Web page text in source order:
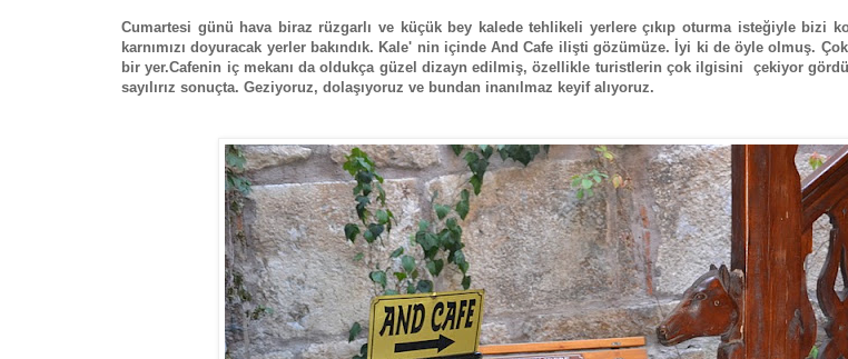
Cumartesi günü hava biraz rüzgarlı ve küçük bey kalede tehlikeli yerlere çıkıp oturma isteğiyle bizi
karnımızı doyuracak yerler bakındık. Kale' nin içinde And Cafe ilişti gözümüze. İyi ki de öyle olmuş.
bir yer.Cafenin iç mekanı da oldukça güzel dizayn edilmiş, özellikle turistlerin çok ilgisini çekiyor
sayılırız sonuçta. Geziyoruz, dolaşıyoruz ve bundan inanılmaz keyif alıyoruz.